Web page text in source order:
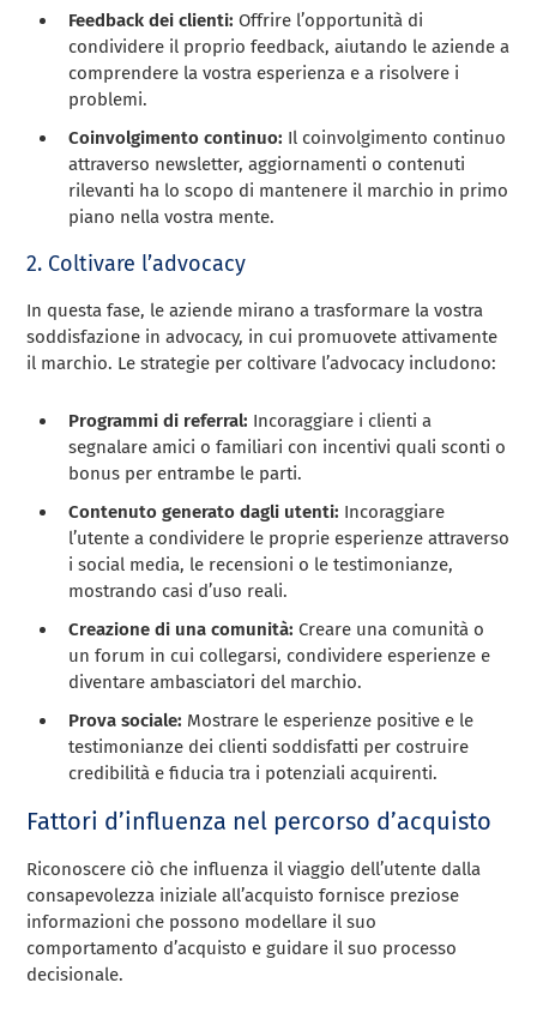
Feedback dei clienti:Offrire l’opportunità di
condividere il proprio feedback, aiutando le aziende a
comprendere la vostra esperienza e a risolvere i
problemi.
Coinvolgimento continuo: Il coinvolgimento continuo
attraverso newsletter, aggiornamenti o contenuti
rilevanti ha lo scopo di mantenere il marchio in primo
piano nella vostra mente.
2. Coltivare l’advocacy
In questa fase, le aziende mirano a trasformare la vostra
soddisfazione in advocacy, in cui promuovete attivamente
il marchio. Le strategie per coltivare l’advocacy includono:
Programmi di referral: Incoraggiare i clienti a
segnalare amici o familiari con incentivi quali sconti o
bonus per entrambe le parti.
Contenuto generato dagli utenti: Incoraggiare
l’utente a condividere le proprie esperienze attraverso
i social media, le recensioni o le testimonianze,
mostrando casi d’uso reali.
Creazione di una comunità: Creare una comunità o
un forum in cui collegarsi, condividere esperienze e
diventare ambasciatori del marchio.
Prova sociale: Mostrare le esperienze positive e le
testimonianze dei clienti soddisfatti per costruire
credibilità e fiducia tra i potenziali acquirenti.
Fattori d’influenza nel percorso d’acquisto
Riconoscere ciò che influenza il viaggio dell’utente dalla
consapevolezza iniziale all’acquisto fornisce preziose
informazioni che possono modellare il suo
comportamento d’acquisto e guidare il suo processo
decisionale.